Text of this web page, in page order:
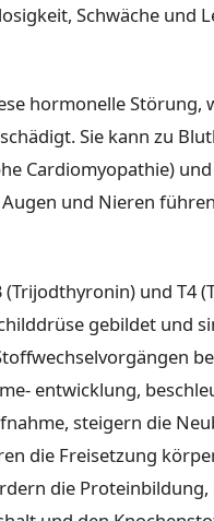
Schwäche und
hormonelle Störung,
Sie kann zu
Cardiomyopathie)
und Nieren
(Trijodthyronin) und T4
gebildet und
entwicklung,
steigern die
die Freisetzung
die Proteinbildung,